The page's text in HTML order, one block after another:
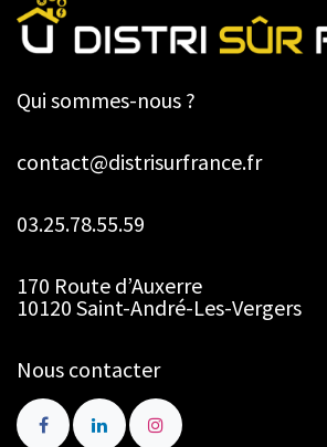
Qui sommes-nous ?
contact@distrisurfrance.fr
03.25.78.55.59
170 Route d’Auxerre
10120 Saint-André-Les-Vergers
Nous contacter